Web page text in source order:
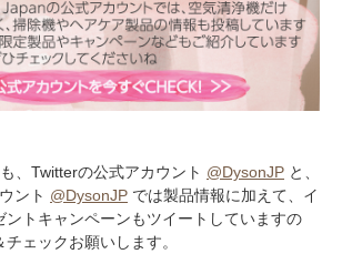
、Twitterの公式アカウント @DysonJP と、
ント @DysonJP では製品情報に加えて、イ
ントキャンペーンもツイートしていますの
ェックお願いします。